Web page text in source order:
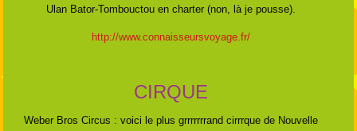
Ulan Bator-Tombouctou en charter (non, là je pousse).
http://www.connaisseursvoyage.fr/
CIRQUE
Weber Bros Circus : voici le plus grrrrrrrand cirrrque de Nouvelle